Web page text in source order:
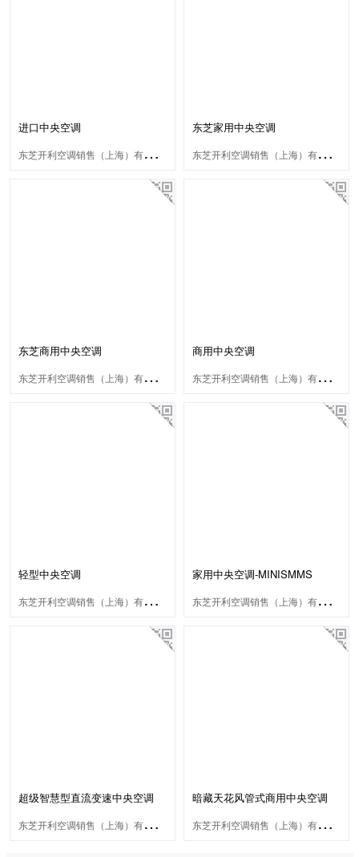
进口中央空调
东
芝开利空调销售（上海）有限公司
东芝家用中央空调
东
芝开利空调销售（上海）有限公司
东芝商用中央空调
东
芝开利空调销售（上海）有限公司
商用中央空调
东
芝开利空调销售（上海）有限公司
轻型中央空调
东
芝开利空调销售（上海）有限公司
家用中央空调-MINISMMS
东
芝开利空调销售（上海）有限公司
超级智慧型直流变速中央空调
东
芝开利空调销售（上海）有限公司
暗藏天花风管式商用中央空调
东
芝开利空调销售（上海）有限公司